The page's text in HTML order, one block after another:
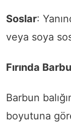
Soslar:
veya soya
Fırında
Barbun
boyutuna